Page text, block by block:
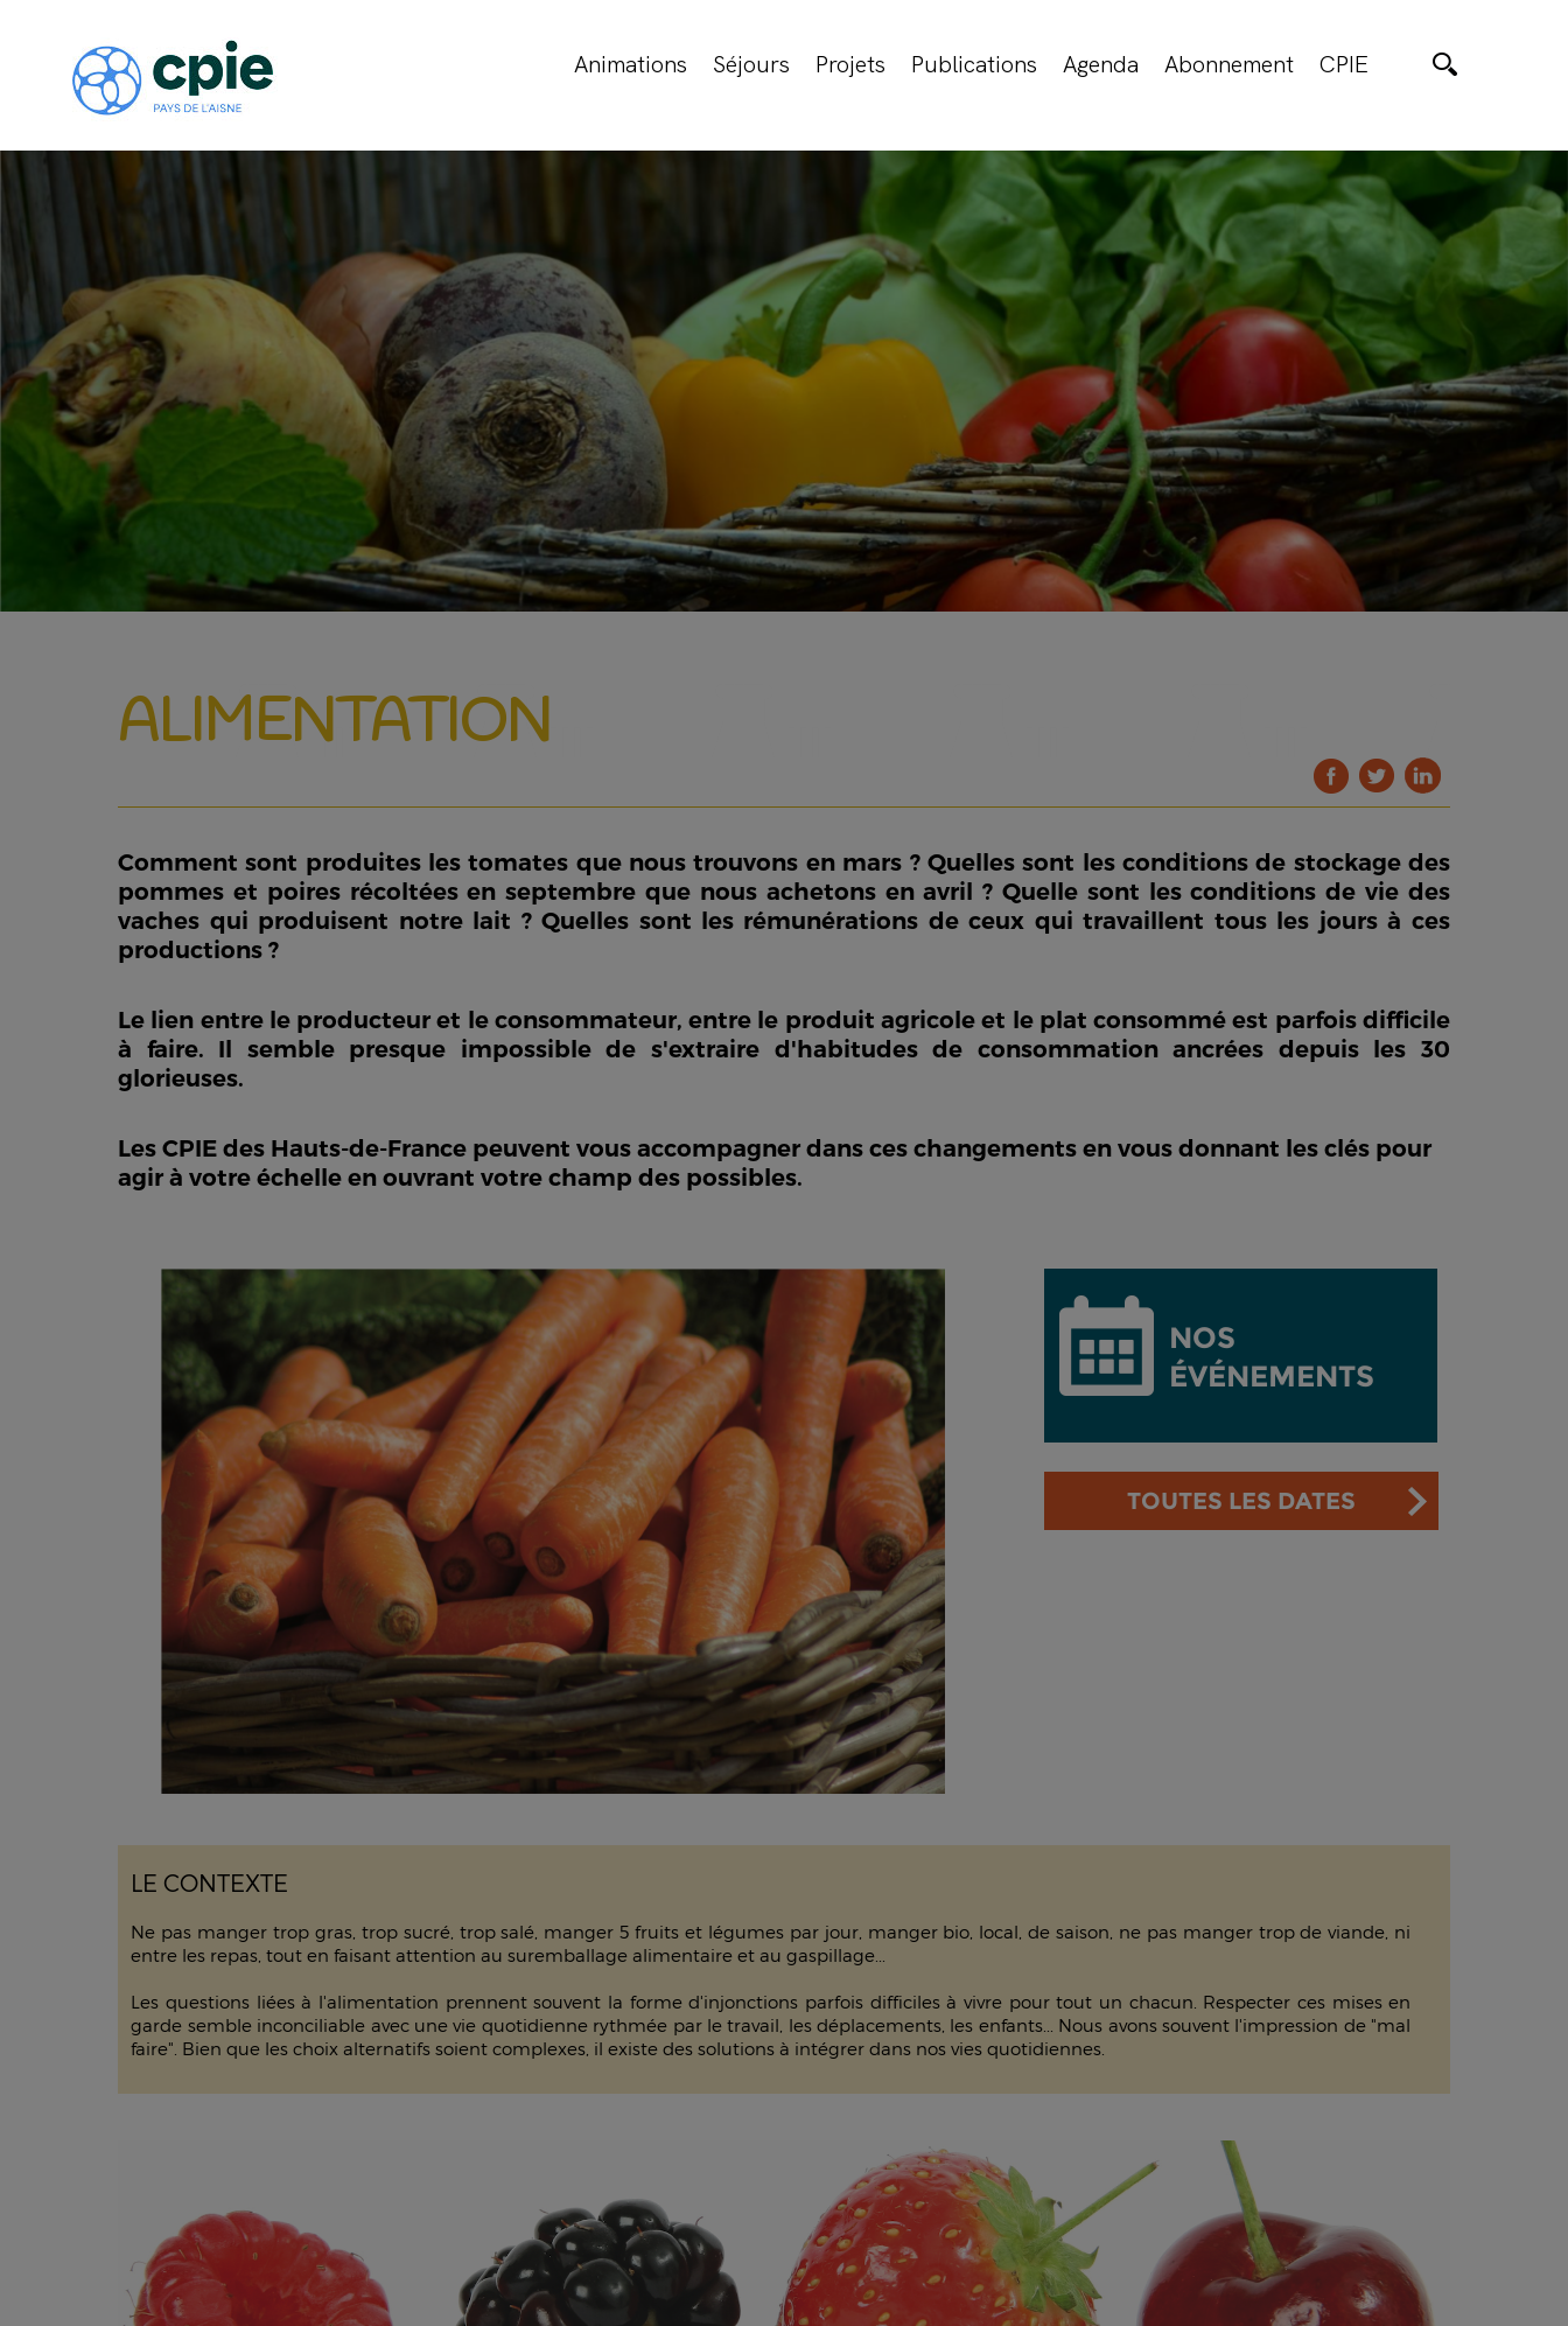
Animations Séjours Projets Publications Agenda Abonnement CPIE
ALIMENTATION
Comment sont produites les tomates que nous trouvons en mars ? Quelles sont les conditions de stockage des
pommes et poires récoltées en septembre que nous achetons en avril ? Quelle sont les conditions de vie des
vaches qui produisent notre lait ? Quelles sont les rémunérations de ceux qui travaillent tous les jours à ces
productions ?
Le lien entre le producteur et le consommateur, entre le produit agricole et le plat consommé est parfois difficile
à faire. Il semble presque impossible de s'extraire d'habitudes de consommation ancrées depuis les 30
glorieuses.
Les CPIE des Hauts-de-France peuvent vous accompagner dans ces changements en vous donnant les clés pour
agir à votre échelle en ouvrant votre champ des possibles.
NOS
ÉVÉNEMENTS
TOUTES LES DATES
LE CONTEXTE
Ne pas manger trop gras, trop sucré, trop salé, manger 5 fruits et légumes par jour, manger bio, local, de saison, ne pas manger trop de viande, ni
entre les repas, tout en faisant attention au suremballage alimentaire et au gaspillage...
Les questions liées à l'alimentation prennent souvent la forme d'injonctions parfois difficiles à vivre pour tout un chacun. Respecter ces mises en
garde semble inconciliable avec une vie quotidienne rythmée par le travail, les déplacements, les enfants... Nous avons souvent l'impression de "mal
faire". Bien que les choix alternatifs soient complexes, il existe des solutions à intégrer dans nos vies quotidiennes.